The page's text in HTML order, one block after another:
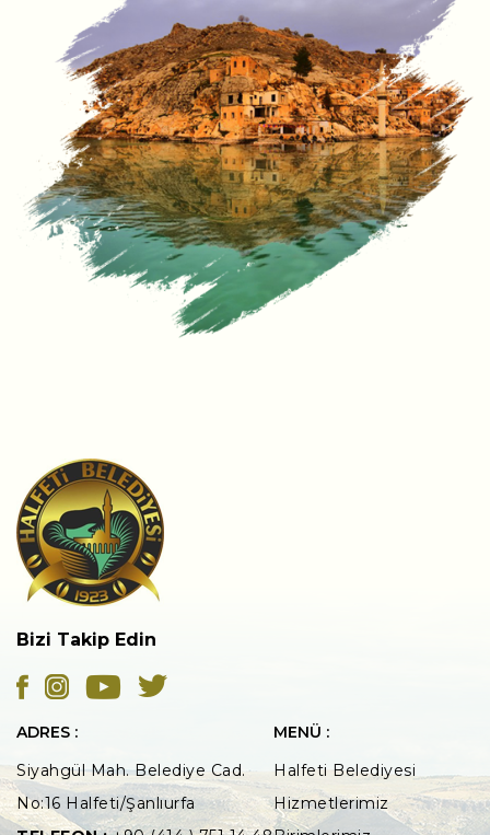
Bizi Takip Edin
ADRES :
Siyahgül Mah. Belediye Cad.
No:16 Halfeti/Şanlıurfa
MENÜ :
Halfeti Belediyesi
Hizmetlerimiz